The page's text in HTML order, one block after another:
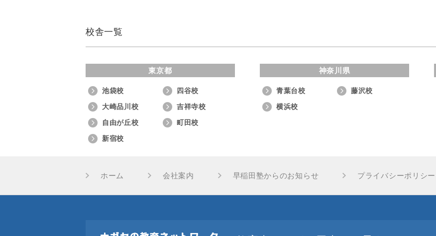
校舎一覧
東京都
池袋校
四谷校
大崎品川校
吉祥寺校
自由が丘校
町田校
新宿校
神奈川県
青葉台校
藤沢校
横浜校
ホーム 会社案内 早稲田塾からのお知らせ プライバシーポリシー